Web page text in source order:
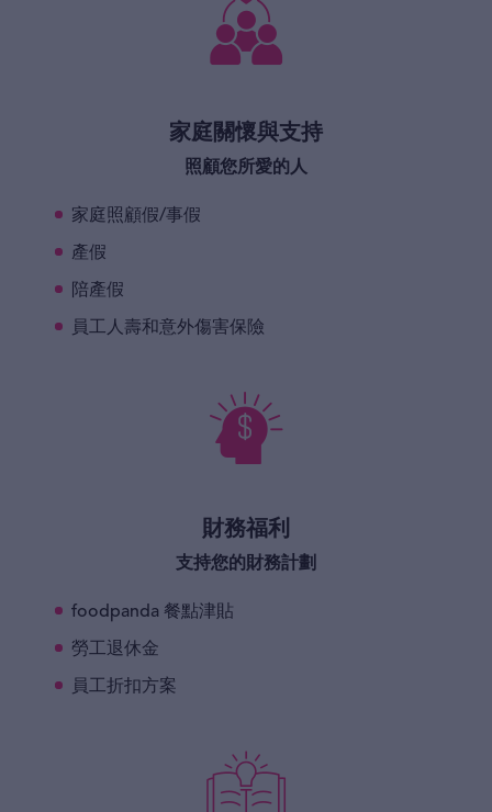
家庭關懷與支持
照顧您所愛的人
家庭照顧假/事假
產假
陪產假
員工人壽和意外傷害保險
財務福利
支持您的財務計劃
foodpanda 餐點津貼
勞工退休金
員工折扣方案